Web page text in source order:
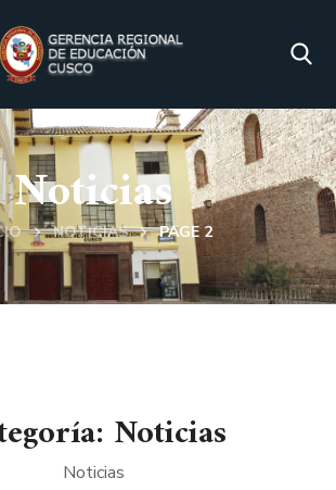
Noticias
NOTICIAS PAGE 2
Noticias
Noticias